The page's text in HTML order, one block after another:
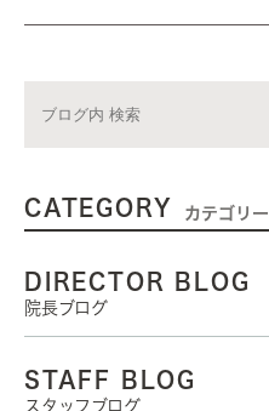
CATEGORY カテゴリー
DIRECTOR BLOG
院長ブログ
STAFF BLOG
スタッフブログ